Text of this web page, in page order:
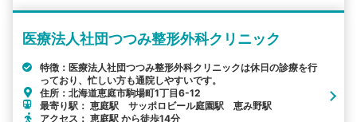
医療法人社団つつみ整形外科クリニック
特徴：医療法人社団つつみ整形外科クリニックは休日の診療を行
っており、忙しい方も通院しやすいです。
住所：北海道恵庭市駒場町1丁目6-12
最寄り駅： 恵庭駅 サッポロビール庭園駅 恵み野駅
アクセス： 恵庭駅 から徒歩14分